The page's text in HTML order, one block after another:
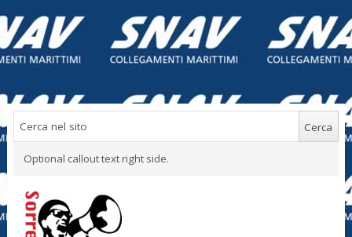
Optional callout text right side.